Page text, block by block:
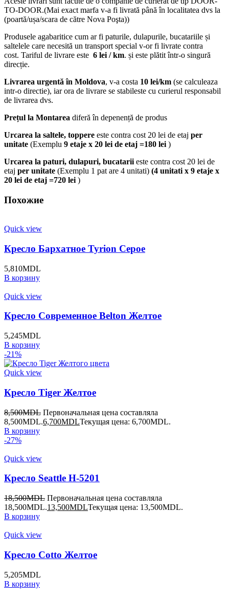
TO-DOOR.(Mai exact marfa v-a fi livrată până în localitatea dvs la
(poartă/ușa/scara de către Nova Poşta))
Produsele agabaritice cum ar fi paturile, dulapurile, bucatariile și
saltelele care necesită un transport special v-or fi livrate contra
cost. Tariful de livrare este 6 lei / km. și este plătit într-o singură
direcție.
Livrarea urgentă în Moldova, v-a costa 10 lei/km (se calculeaza
intr-o directie), iar ora de livrare se stabileste cu curierul responsabil
de livrarea dvs.
Prețul la Montarea diferă în depenență de produs
Urcarea la saltele, toppere este contra cost 20 lei de etaj per
unitate (Exemplu 9 etaje x 20 lei de etaj =180 lei )
Urcarea la paturi, dulapuri, bucatarii este contra cost 20 lei de
etaj per unitate (Exemplu 1 pat are 4 unitati) (4 unitati x 9 etaje x
20 lei de etaj =720 lei )
Похожие
Quick view
Кресло Бархатное Tyrion Серое
5,810MDL
В корзину
Quick view
Кресло Современное Belton Желтое
5,245MDL
В корзину
-21%
Quick view
Кресло Tiger Желтое
8,500MDL Первоначальная цена составляла
8,500MDL.6,700MDLТекущая цена: 6,700MDL.
В корзину
-27%
Quick view
Кресло Seattle H-5201
18,500MDL Первоначальная цена составляла
18,500MDL.13,500MDLТекущая цена: 13,500MDL.
В корзину
Quick view
Кресло Cotto Желтое
5,205MDL
В корзину